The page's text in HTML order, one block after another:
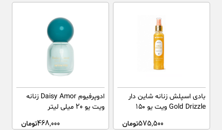
بادی اسپلش زنانه شاین دار
Gold Drizzle ویت یو ۱۵۰
575,500تومان
ادوپرفیوم Daisy Amor زنانه
ویت یو 20 میلی لیتر
468,000تومان